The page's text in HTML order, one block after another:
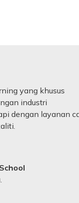
yang khusus
industri
dengan layanan